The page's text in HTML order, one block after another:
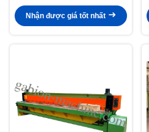
Nhận được giá tốt nhất